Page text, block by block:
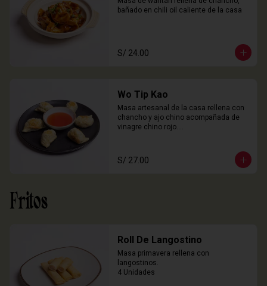
bañado en chili oil caliente de la casa
S/ 24.00
Wo Tip Kao
Masa artesanal de la casa rellena con
chancho y ajo chino acompañada de
vinagre chino rojo.
S/ 27.00
Fritos
Roll De Langostino
Masa primavera rellena con
langostinos.
4 Unidades